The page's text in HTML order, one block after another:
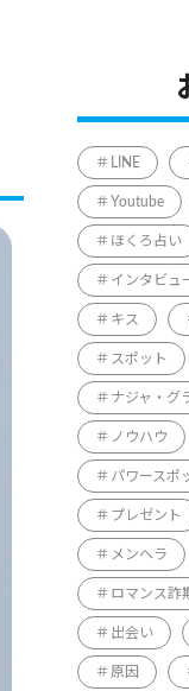
LINE
Youtube
ほくろ占い
インタビュ
キス
スポット
ナジャ・グ
ノウハウ
パワースポ
プレゼント
メンヘラ
ロマンス詐
出会い
原因